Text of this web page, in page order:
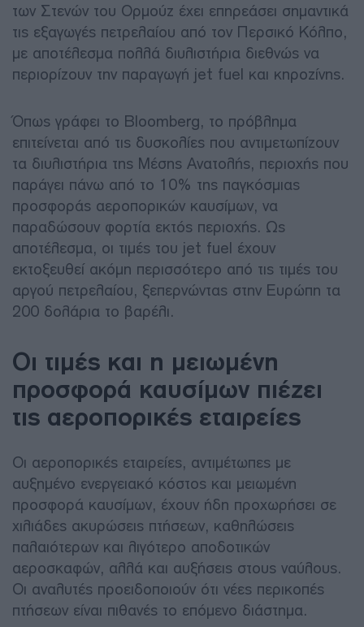
των Στενών του Ορμούζ έχει επηρεάσει σημαντικά
τις εξαγωγές πετρελαίου από τον Περσικό Κόλπο,
με αποτέλεσμα πολλά διυλιστήρια διεθνώς να
περιορίζουν την παραγωγή jet fuel και κηροζίνης.
Όπως γράφει το Bloomberg, το πρόβλημα
επιτείνεται από τις δυσκολίες που αντιμετωπίζουν
τα διυλιστήρια της Μέσης Ανατολής, περιοχής που
παράγει πάνω από το 10% της παγκόσμιας
προσφοράς αεροπορικών καυσίμων, να
παραδώσουν φορτία εκτός περιοχής. Ως
αποτέλεσμα, οι τιμές του jet fuel έχουν
εκτοξευθεί ακόμη περισσότερο από τις τιμές του
αργού πετρελαίου, ξεπερνώντας στην Ευρώπη τα
200 δολάρια το βαρέλι.
Οι τιμές και η μειωμένη
προσφορά καυσίμων πιέζει
τις αεροπορικές εταιρείες
Οι αεροπορικές εταιρείες, αντιμέτωπες με
αυξημένο ενεργειακό κόστος και μειωμένη
προσφορά καυσίμων, έχουν ήδη προχωρήσει σε
χιλιάδες ακυρώσεις πτήσεων, καθηλώσεις
παλαιότερων και λιγότερο αποδοτικών
αεροσκαφών, αλλά και αυξήσεις στους ναύλους.
Οι αναλυτές προειδοποιούν ότι νέες περικοπές
πτήσεων είναι πιθανές το επόμενο διάστημα.